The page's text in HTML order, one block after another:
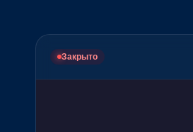
Закрыто